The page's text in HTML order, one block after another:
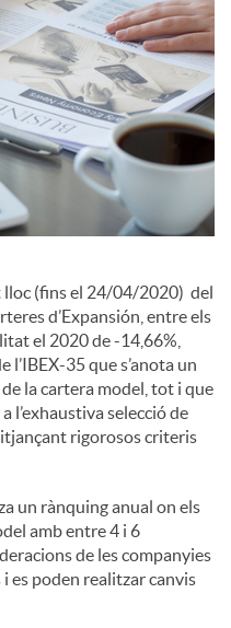
lloc (fins el 24/04/2020) del
d’Expansión, entre els
el 2020 de -14,66%,
35 que s’anota un
la cartera model, tot i que
l’exhaustiva selecció de
rigorosos criteris
un rànquing anual on els
amb entre 4 i 6
de les companyies
es poden realitzar canvis